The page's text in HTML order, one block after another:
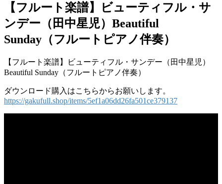
【フルート楽譜】ビューティフル・サ
ンデー（田中星児）Beautiful
Sunday（フルートピアノ伴奏）
【フルート楽譜】ビューティフル・サンデー（田中星児）
Beautiful Sunday（フルートピアノ伴奏）
ダウンロード購入はこちらからお願いします。
https://gakufull.shop/items/5ef1a06dd26fa501ce379137